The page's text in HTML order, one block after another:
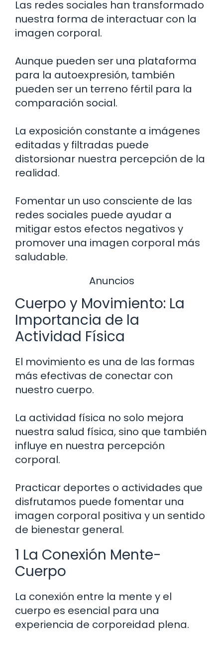
Las redes sociales han transformado
nuestra forma de interactuar con la
imagen corporal.
Aunque pueden ser una plataforma
para la autoexpresión, también
pueden ser un terreno fértil para la
comparación social.
La exposición constante a imágenes
editadas y filtradas puede
distorsionar nuestra percepción de la
realidad.
Fomentar un uso consciente de las
redes sociales puede ayudar a
mitigar estos efectos negativos y
promover una imagen corporal más
saludable.
Anuncios
Cuerpo y Movimiento: La
Importancia de la
Actividad Física
El movimiento es una de las formas
más efectivas de conectar con
nuestro cuerpo.
La actividad física no solo mejora
nuestra salud física, sino que también
influye en nuestra percepción
corporal.
Practicar deportes o actividades que
disfrutamos puede fomentar una
imagen corporal positiva y un sentido
de bienestar general.
1 La Conexión Mente-
Cuerpo
La conexión entre la mente y el
cuerpo es esencial para una
experiencia de corporeidad plena.